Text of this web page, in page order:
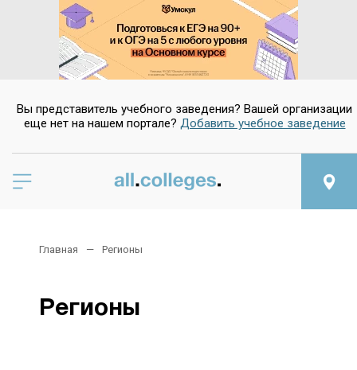
Вы представитель учебного заведения? Вашей организации
еще нет на нашем портале? Добавить учебное заведение
Главная Регионы
Регионы